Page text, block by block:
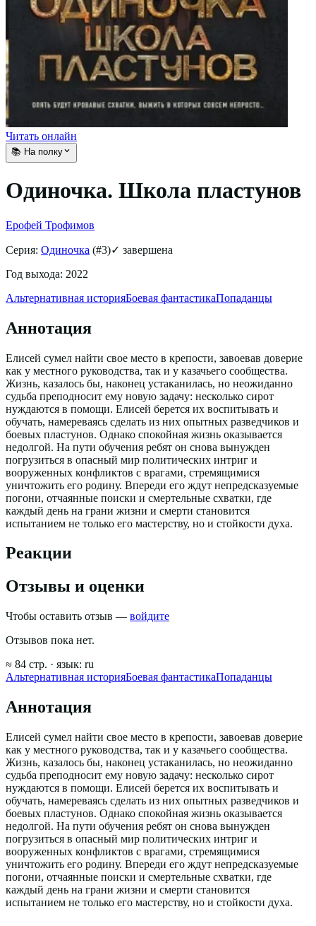
Читать онлайн
📚 На полку
Одиночка. Школа пластунов
Ерофей Трофимов
Серия: Одиночка (#3)✓ завершена
Год выхода: 2022
Альтернативная историяБоевая фантастикаПопаданцы
Аннотация
Елисей сумел найти свое место в крепости, завоевав доверие
как у местного руководства, так и у казачьего сообщества.
Жизнь, казалось бы, наконец устаканилась, но неожиданно
судьба преподносит ему новую задачу: несколько сирот
нуждаются в помощи. Елисей берется их воспитывать и
обучать, намереваясь сделать из них опытных разведчиков и
боевых пластунов. Однако спокойная жизнь оказывается
недолгой. На пути обучения ребят он снова вынужден
погрузиться в опасный мир политических интриг и
вооруженных конфликтов с врагами, стремящимися
уничтожить его родину. Впереди его ждут непредсказуемые
погони, отчаянные поиски и смертельные схватки, где
каждый день на грани жизни и смерти становится
испытанием не только его мастерству, но и стойкости духа.
Реакции
Отзывы и оценки
Чтобы оставить отзыв — войдите
Отзывов пока нет.
≈ 84 стр. · язык: ru
Альтернативная историяБоевая фантастикаПопаданцы
Аннотация
Елисей сумел найти свое место в крепости, завоевав доверие
как у местного руководства, так и у казачьего сообщества.
Жизнь, казалось бы, наконец устаканилась, но неожиданно
судьба преподносит ему новую задачу: несколько сирот
нуждаются в помощи. Елисей берется их воспитывать и
обучать, намереваясь сделать из них опытных разведчиков и
боевых пластунов. Однако спокойная жизнь оказывается
недолгой. На пути обучения ребят он снова вынужден
погрузиться в опасный мир политических интриг и
вооруженных конфликтов с врагами, стремящимися
уничтожить его родину. Впереди его ждут непредсказуемые
погони, отчаянные поиски и смертельные схватки, где
каждый день на грани жизни и смерти становится
испытанием не только его мастерству, но и стойкости духа.